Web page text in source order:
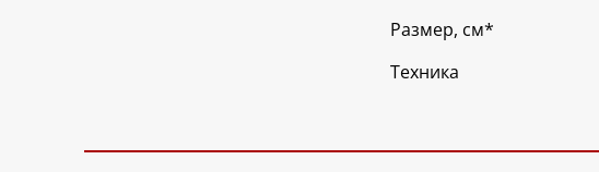
Размер, см*
Техника